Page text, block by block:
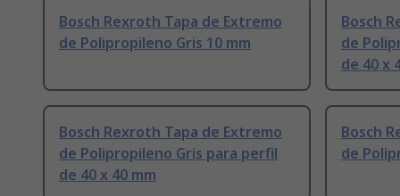
Bosch Rexroth Tapa de Extremo
de Polipropileno Gris 10 mm
Bosch
de
de 40 x
Bosch Rexroth Tapa de Extremo
de Polipropileno Gris para perfil
de 40 x 40 mm
Bosch
de